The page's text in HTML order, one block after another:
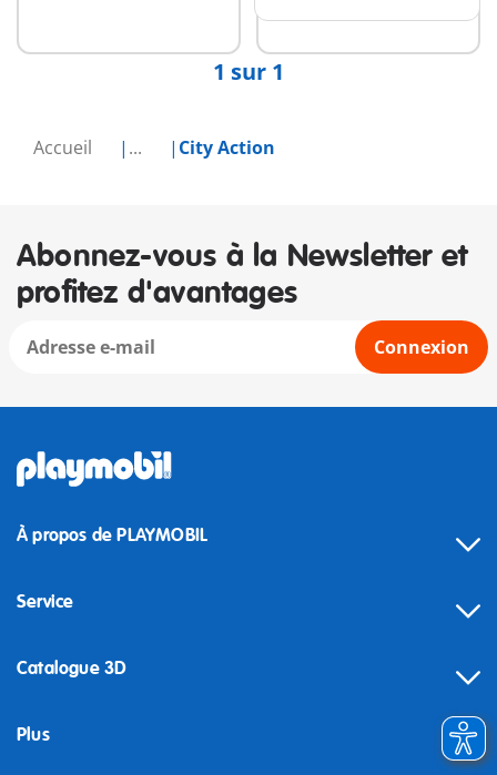
Accueil ... City Action
1 sur 1
Abonnez-vous à la Newsletter et
profitez d'avantages
Connexion
À propos de PLAYMOBIL
Service
Catalogue 3D
Plus